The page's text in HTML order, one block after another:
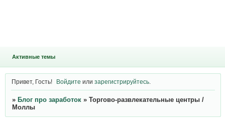
Активные темы
Привет, Гость! Войдите илизарегистрируйтесь
» Блог про заработок » Торгово-развлекательные центры /
Моллы